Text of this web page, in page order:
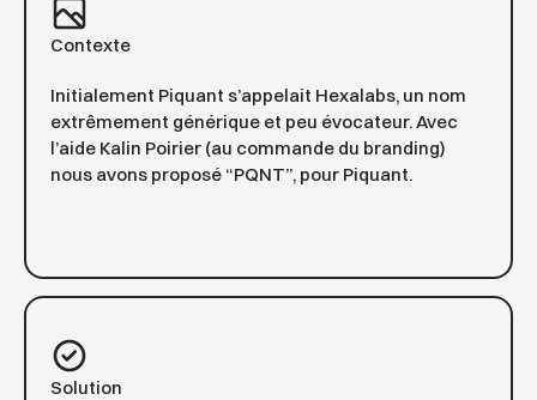
Contexte
Initialement Piquant s’appelait Hexalabs, un nom
extrêmement générique et peu évocateur. Avec
l’aide Kalin Poirier (au commande du branding)
nous avons proposé “PQNT”, pour Piquant.
Solution